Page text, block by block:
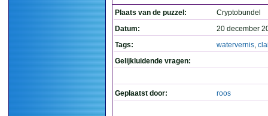
Plaats van de puzzel:
Cryptobundel
Datum:
20 december
Tags:
watervernis,
Gelijkluidende vragen:
Geplaatst door: roos